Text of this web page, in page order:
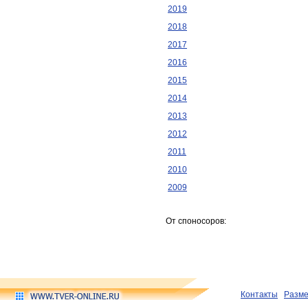
2019
2018
2017
2016
2015
2014
2013
2012
2011
2010
2009
От споносоров:
Контакты